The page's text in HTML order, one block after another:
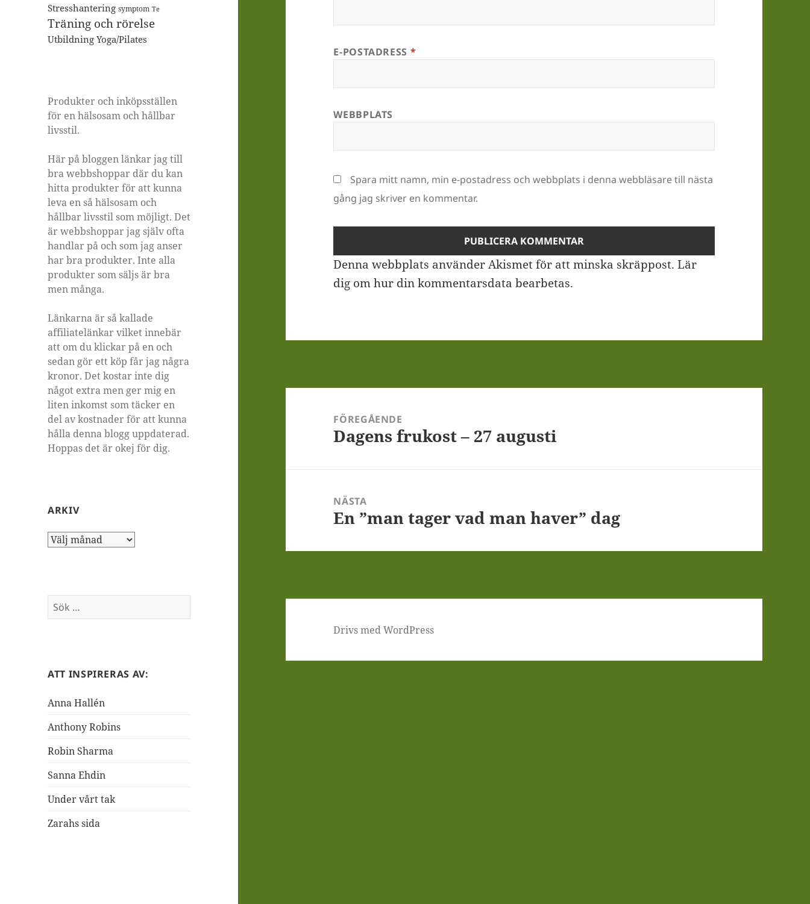
Stresshantering symptom Te
Träning och rörelse
UtbildningYoga/Pilates
Produkter och inköpsställen
för en hälsosam och hållbar
livsstil.
Här på bloggen länkar jag till
bra webbshoppar där du kan
hitta produkter för att kunna
leva en så hälsosam och
hållbar livsstil som möjligt. Det
är webbshoppar jag själv ofta
handlar på och som jag anser
har bra produkter. Inte alla
produkter som säljs är bra
men många.
Länkarna är så kallade
affiliatelänkar vilket innebär
att om du klickar på en och
sedan gör ett köp får jag några
kronor. Det kostar inte dig
något extra men ger mig en
liten inkomst som täcker en
del av kostnader för att kunna
hålla denna blogg uppdaterad.
Hoppas det är okej för dig.
ARKIV
Arkiv
Sök
efter:
ATT INSPIRERAS AV:
Anna Hallén
Anthony Robins
Robin Sharma
Sanna Ehdin
Under vårt tak
Zarahs sida
E-POSTADRESS *
WEBBPLATS
Spara mitt namn, min e-postadress och webbplats i denna webbläsare till nästa
gång jag skriver en kommentar.
Denna webbplats använder Akismet för att minska skräppost.Lär
dig om hur din kommentarsdata bearbetas.
FÖREGÅENDE
Föregående
Dagens frukost – 27 augusti
NÄSTA
Nästa
En ”man tager vad man haver” dag
Drivs med WordPress